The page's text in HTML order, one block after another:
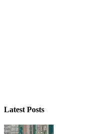
Latest Posts